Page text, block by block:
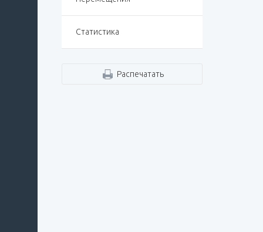
Статистика
Распечатать